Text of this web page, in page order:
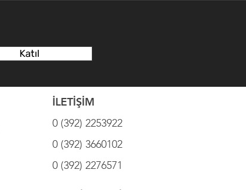
Katıl
İLETİŞİM
0 (392) 2253922
0 (392) 3660102
0 (392) 2276571